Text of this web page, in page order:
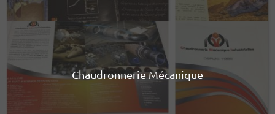
Chaudronnerie Mécanique